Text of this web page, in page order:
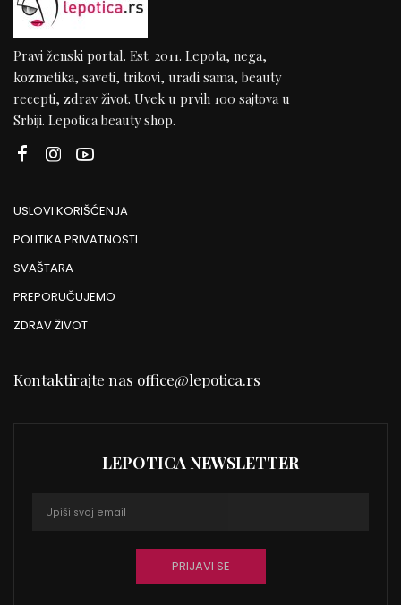
Pravi ženski portal. Est. 2011. Lepota, nega,
kozmetika, saveti, trikovi, uradi sama, beauty
recepti, zdrav život. Uvek u prvih 100 sajtova u
Srbiji. Lepotica beauty shop.
USLOVI KORIŠĆENJA
POLITIKA PRIVATNOSTI
SVAŠTARA
PREPORUČUJEMO
ZDRAV ŽIVOT
Kontaktirajte nas office@lepotica.rs
LEPOTICA NEWSLETTER